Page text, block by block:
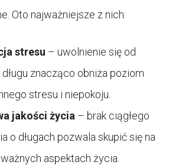
Oto najważniejsze z nich:
stresu – uwolnienie się od
znacząco obniża poziom
stresu i niepokoju.
jakości życia – brak ciągłego
o długach pozwala skupić się na
aspektach życia.